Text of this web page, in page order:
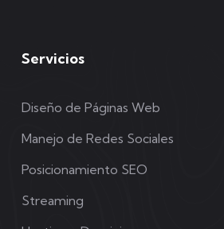
Servicios
Diseño de Páginas Web
Manejo de Redes Sociales
Posicionamiento SEO
Streaming